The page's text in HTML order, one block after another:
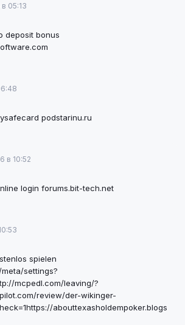
05:13
deposit bonus
podstarinu.ru
в 10:52
login forums.bit-tech.net
spielen
settings?
mcpedl.com/leaving/?
review/der-wikinger-
abouttexasholdempoker.blogs